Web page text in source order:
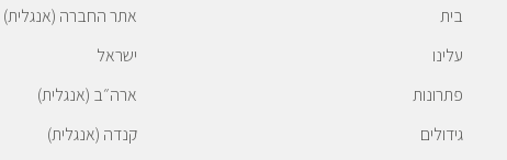
אתר החברה (אנגלית)
ישראל
ארה״ב (אנגלית)
קנדה (אנגלית)
בית
עלינו
פתרונות
גידולים